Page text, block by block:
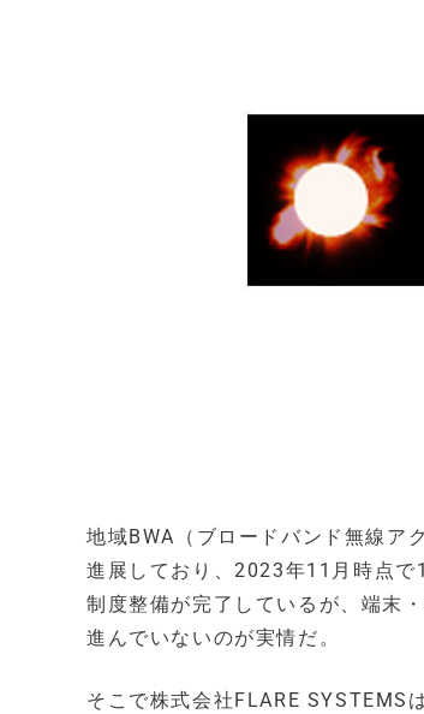
地域BWA（ブロードバンド無線ア
進展しており、2023年11月時点
制度整備が完了しているが、端末
進んでいないのが実情だ。
そこで株式会社FLARE SYSTEMS